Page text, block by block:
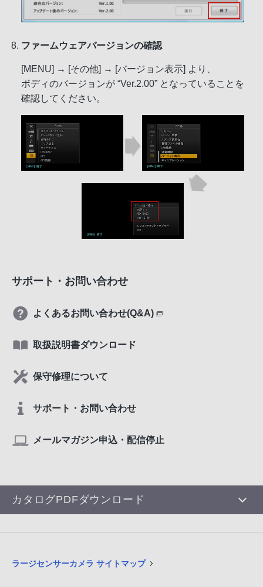
ファームウェアバージョンの確認
[MENU] → [その他] → [バージョン表示] より、
ボディのバージョンが “Ver.2.00” となっていることを
確認してください。
サポート・お問い合わせ
よくあるお問い合わせ(Q&A)
取扱説明書ダウンロード
保守修理について
サポート・お問い合わせ
メールマガジン申込・配信停止
カタログPDFダウンロード
ラージセンサーカメラ サイトマップ